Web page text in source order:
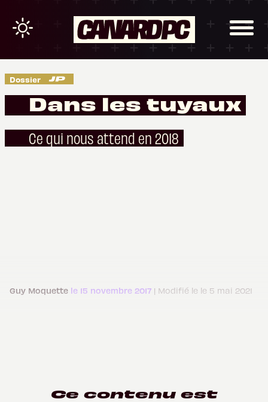
Dossier
Dans les tuyaux
Ce qui nous attend en 2018
Guy Moquette le 15 novembre 2017 | Modifié le le 5 mai 2021
Ce contenu est